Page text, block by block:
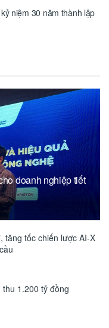
niệm 30 năm thành lập
doanh nghiệp tiết
tăng tốc chiến lược AI-X
1.200 tỷ đồng